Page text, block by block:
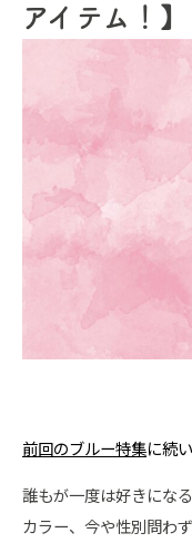
アイテム！
前回のブルー特集に続
誰もが一度は好きにな
カラー、今や性別問わ